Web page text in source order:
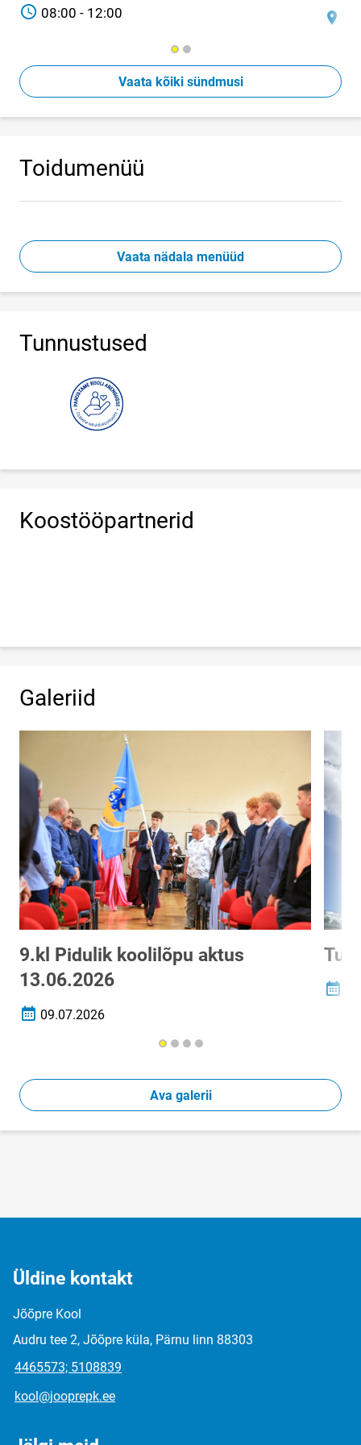
TIME08:00 - 12:00
Vaata kõiki sündmusi
Toidumenüü
Vaata nädala menüüd
Tunnustused
Koostööpartnerid
Galeriid
9.kl Pidulik koolilõpu aktus
13.06.2026
Loomise kuupäev
09.07.2026
Ava galerii
Üldine kontakt
Jõõpre Kool
Audru tee 2, Jõõpre küla, Pärnu linn 88303
4465573; 5108839
kool@jooprepk.ee